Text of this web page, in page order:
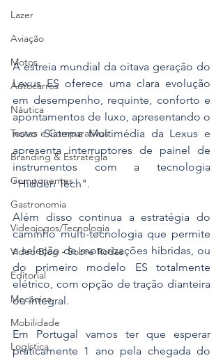
Lazer
Aviação
Motos
Autocarros
Náutica
Testes e Comparativos
Branding & Estratégia
Componentes
Gastronomia
Videojogos/Tecnologia
Vídeo Blog - Sobre Rodas
Editorial
Mecânica
Mobilidade
Logística
A estreia mundial da oitava geração do
Lexus ES oferece uma clara evolução
em desempenho, requinte, conforto e
apontamentos de luxo, apresentando o
novo Sistema Multimédia da Lexus e
apresenta interruptores de painel de
instrumentos com a tecnologia
"Hidden Tech".
Além disso continua a estratégia do
caminho multi-tecnologia que permite
a seleção de motorizações híbridas, ou
do primeiro modelo ES totalmente
elétrico, com opção de tração dianteira
ou integral.
Em Portugal vamos ter que esperar
praticamente 1 ano pela chegada do